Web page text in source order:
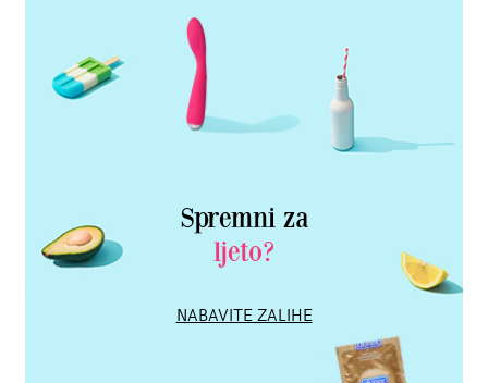
Spremni za
ljeto?
NABAVITE ZALIHE